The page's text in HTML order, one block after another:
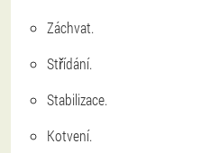
Záchvat.
Střídání.
Stabilizace.
Kotvení.